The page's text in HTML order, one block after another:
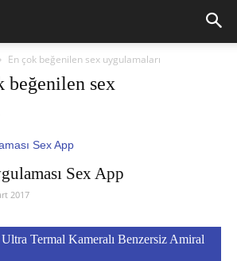
En çok beğenilen sex uygulamaları
beğenilen sex
Sex App
2017
Termal Kameralı Benzersiz Amiral